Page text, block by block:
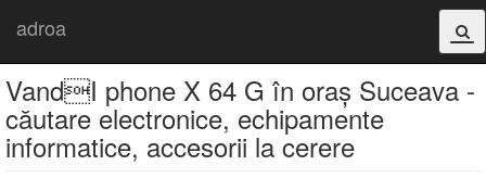
adroa
VandI phone X 64 G în oraș Suceava -
căutare electronice, echipamente
informatice, accesorii la cerere